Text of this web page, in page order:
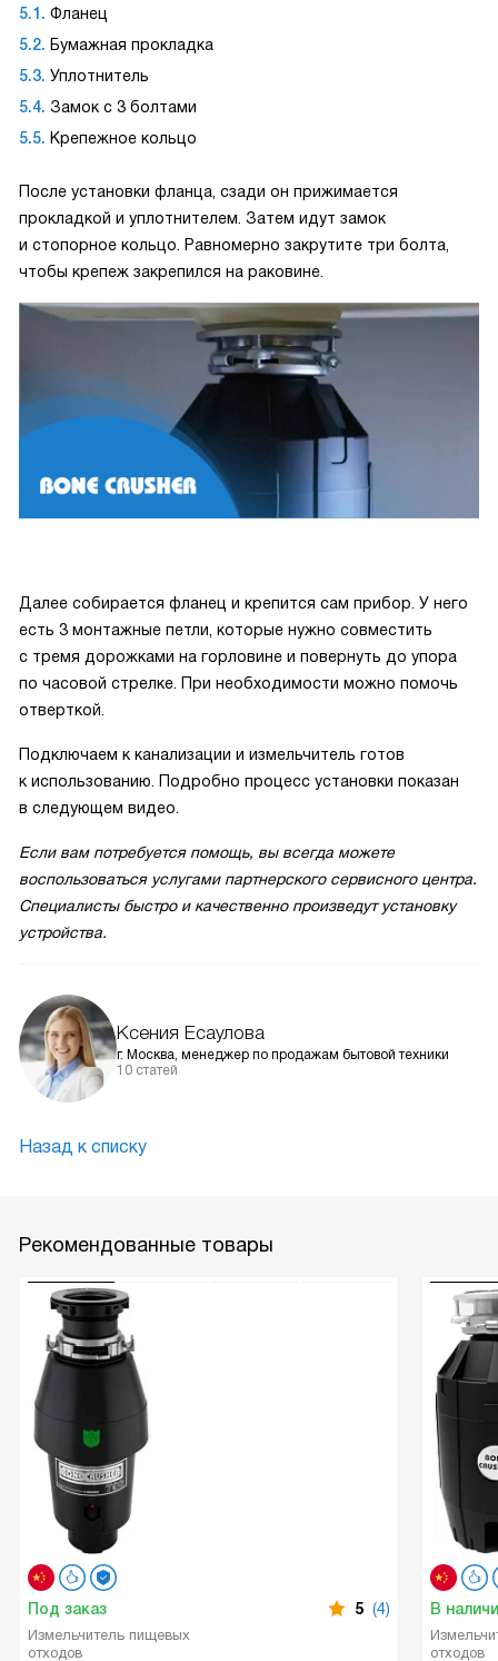
Фланец
Бумажная прокладка
Уплотнитель
Замок с 3 болтами
Крепежное кольцо
После установки фланца, сзади он прижимается
прокладкой и уплотнителем. Затем идут замок
и стопорное кольцо. Равномерно закрутите три болта,
чтобы крепеж закрепился на раковине.
Далее собирается фланец и крепится сам прибор. У него
есть 3 монтажные петли, которые нужно совместить
с тремя дорожками на горловине и повернуть до упора
по часовой стрелке. При необходимости можно помочь
отверткой.
Подключаем к канализации и измельчитель готов
к использованию. Подробно процесс установки показан
в следующем видео.
Если вам потребуется помощь, вы всегда можете
воспользоваться услугами партнерского сервисного центра.
Специалисты быстро и качественно произведут установку
устройства.
Ксения Есаулова
г. Москва, менеджер по продажам бытовой техники
10 статей
Назад к списку
Рекомендованные товары
Под заказ 5 (4)
Измельчитель пищевых
отходов
В
отходов